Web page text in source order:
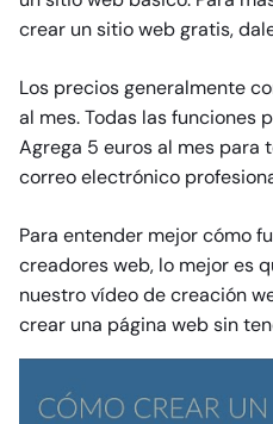
crear un sitio web gratis,
Los precios generalmente
al mes. Todas las funciones
Agrega 5 euros al mes para
correo electrónico
Para entender mejor cómo
creadores web, lo mejor es
nuestro vídeo de creación
crear una página web sin